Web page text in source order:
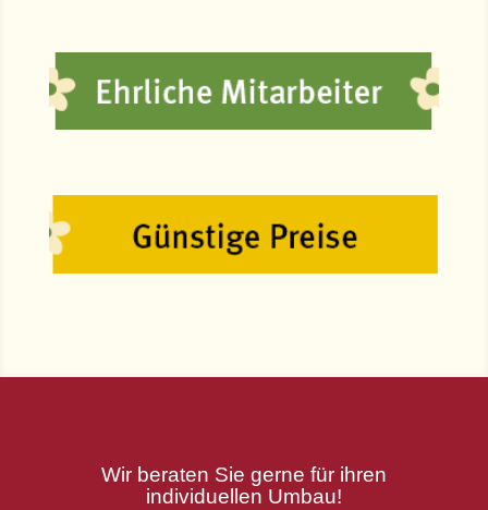
Wir beraten Sie gerne für ihren
individuellen Umbau!